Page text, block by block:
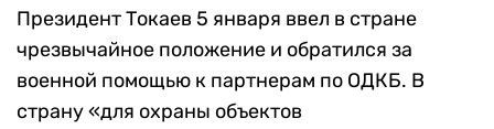
Президент Токаев 5 января ввел в стране
чрезвычайное положение и обратился за
военной помощью к партнерам по ОДКБ. В
страну «для охраны объектов